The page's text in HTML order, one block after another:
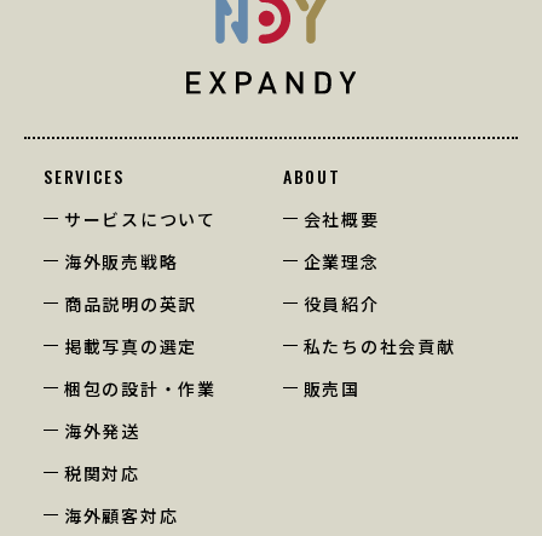
SERVICES
サービスについて
海外販売戦略
商品説明の英訳
掲載写真の選定
梱包の設計・作業
海外発送
税関対応
海外顧客対応
ABOUT
会社概要
企業理念
役員紹介
私たちの社会貢献
販売国